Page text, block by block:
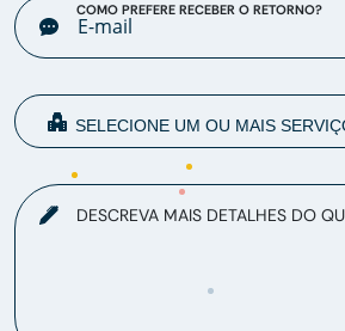
COMO PREFERE RECEBER O RETORNO?
DESCREVA MAIS DETALHES DO